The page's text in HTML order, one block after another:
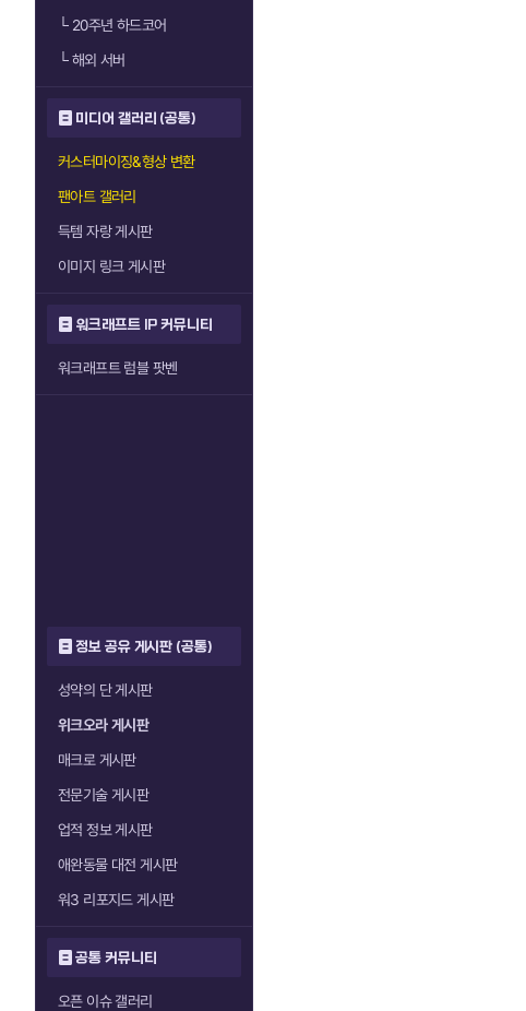
└20주년 하드코어
└해외 서버
미디어 갤러리 (공통)
커스터마이징&형상 변환
팬아트 갤러리
득템 자랑 게시판
이미지 링크 게시판
워크래프트 IP 커뮤니티
워크래프트 럼블 팟벤
정보 공유 게시판 (공통)
성약의 단 게시판
위크오라 게시판
매크로 게시판
전문기술 게시판
업적 정보 게시판
애완동물 대전 게시판
워3 리포지드 게시판
공통 커뮤니티
오픈 이슈 갤러리